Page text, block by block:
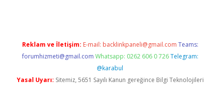
Reklam ve İletişim: E-mail: backlinkpaneli@gmail.com Teams:
forumhizmeti@gmail.com Whatsapp: 0262 606 0 726 Telegram:
@karabul
Yasal Uyarı: Sitemiz, 5651 Sayılı Kanun gereğince Bilgi Teknolojileri